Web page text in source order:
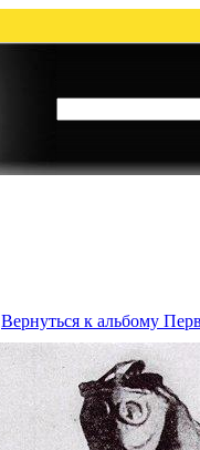
Вернуться к альбому